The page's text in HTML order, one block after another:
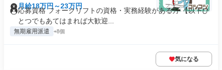
月給18万円～23万円
応募資格 フォークリフトの資格・実務経験がある方 【以下ひ
とつでもあてはまれば大歓迎...
無期雇用派遣 +8個
気になる